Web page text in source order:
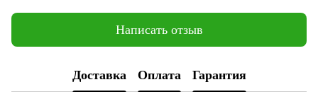
Написать отзыв
Доставка Оплата Гарантия